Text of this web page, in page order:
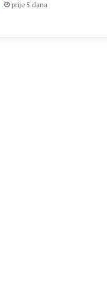
prije 5 dana